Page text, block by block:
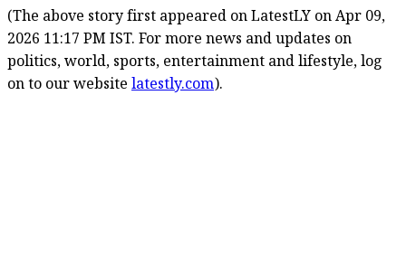
(The above story first appeared on LatestLY on Apr 09,
2026 11:17 PM IST. For more news and updates on
politics, world, sports, entertainment and lifestyle, log
on to our website latestly.com).